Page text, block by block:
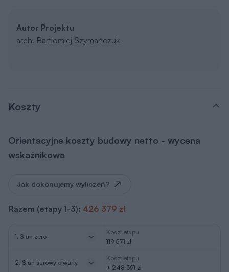
Autor Projektu
arch. Bartłomiej Szymańczuk
Koszty
Orientacyjne koszty budowy netto - wycena
wskaźnikowa
Jak dokonujemy wyliczeń?
Razem (etapy 1-3): 426 379 zł
1. Stan zero
Koszt etapu
119 571 zł
2. Stan surowy otwarty
Koszt etapu
+ 248 391 zł